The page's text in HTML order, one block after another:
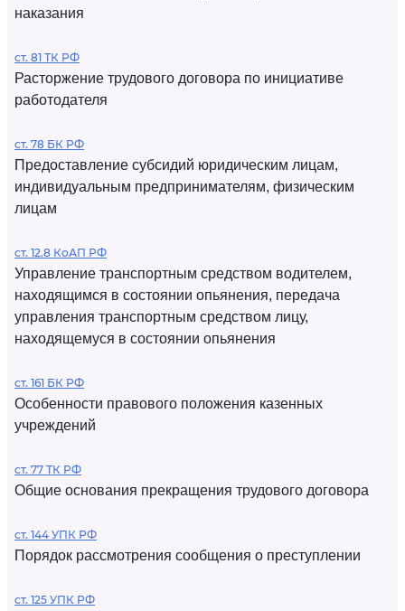
наказания
ст. 81 ТК РФ
Расторжение трудового договора по инициативе
работодателя
ст. 78 БК РФ
Предоставление субсидий юридическим лицам,
индивидуальным предпринимателям, физическим
лицам
ст. 12.8 КоАП РФ
Управление транспортным средством водителем,
находящимся в состоянии опьянения, передача
управления транспортным средством лицу,
находящемуся в состоянии опьянения
ст. 161 БК РФ
Особенности правового положения казенных
учреждений
ст. 77 ТК РФ
Общие основания прекращения трудового договора
ст. 144 УПК РФ
Порядок рассмотрения сообщения о преступлении
ст. 125 УПК РФ